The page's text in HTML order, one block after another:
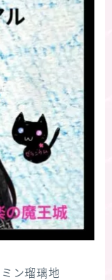
ン瑠璃地